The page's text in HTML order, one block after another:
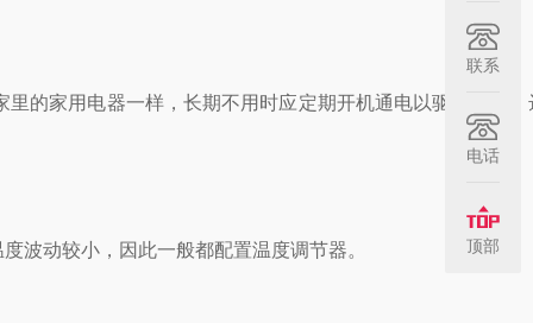
家用电器一样，长期不用时应定期开机通电以驱赶潮气，
动较小，因此一般都配置温度调节器。
联系
电话
顶部